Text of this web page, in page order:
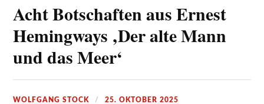
Acht Botschaften aus Ernest
Hemingways ‚Der alte Mann
und das Meer‘
WOLFGANG STOCK 25. OKTOBER 2025